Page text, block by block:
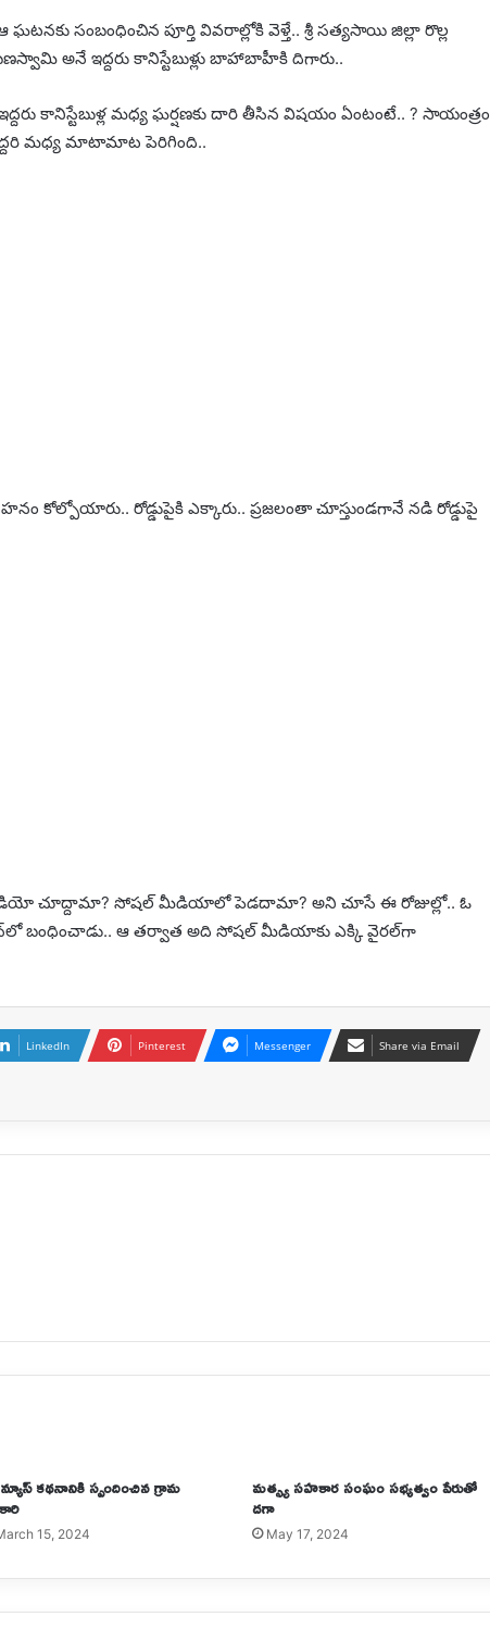
ఘటనకు సంబంధించిన పూర్తి వివరాల్లోకి వెళ్తే.. శ్రీ సత్యసాయి జిల్లా రొల్ల
అనే ఇద్దరు కానిస్టేబుళ్లు బాహాబాహీకి దిగారు..
ఇద్దరు కానిస్టేబుళ్ల మధ్య ఘర్షణకు దారి తీసిన విషయం ఏంటంటే.. ? సాయంత్రం
మధ్య మాటామాట పెరిగింది..
కోల్పోయారు.. రోడ్డుపైకి ఎక్కారు.. ప్రజలంతా చూస్తుండగానే నడి రోడ్డుపై
వీడియో చూద్దామా? సోషల్‌ మీడియాలో పెడదామా? అని చూసే ఈ రోజుల్లో.. ఓ
బంధించాడు.. ఆ తర్వాత అది సోషల్‌ మీడియాకు ఎక్కి వైరల్‌గా
LinkedIn Pinterest Messenger Share via Email
కథనానికి స్పందించిన గ్రామ
15, 2024
మత్స్య సహకార సంఘం సభ్యత్వం పేరుతో
దగా
May 17, 2024
పరారీ